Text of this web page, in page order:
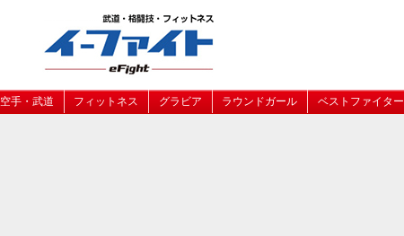
空手・武道 フィットネス グラビア ラウンドガール ベストファイター